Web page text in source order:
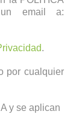
un email a:
.
por cualquier
y se aplican